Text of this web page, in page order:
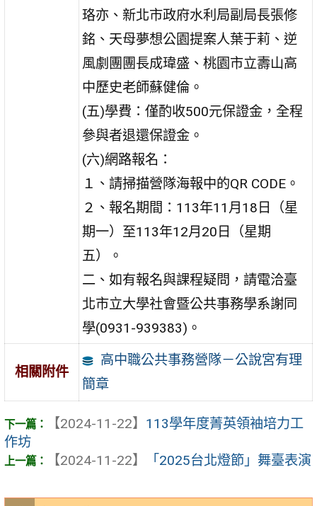
珞亦、新北市政府水利局副局長張修
銘、天母夢想公園提案人葉于莉、逆
風劇團團長成瑋盛、桃園市立壽山高
中歷史老師蘇健倫。
(五)學費：僅酌收500元保證金，全程
參與者退還保證金。
(六)網路報名：
１、請掃描營隊海報中的QR CODE。
２、報名期間：113年11月18日（星
期一）至113年12月20日（星期
五）。
二、如有報名與課程疑問，請電洽臺
北市立大學社會暨公共事務學系謝同
學(0931-939383)。
相關附件
高中職公共事務營隊－公說宮有理
簡章
【2024-11-22】 113學年度菁英領袖培力工
作坊
【2024-11-22】
「2025台北燈節」舞臺表演